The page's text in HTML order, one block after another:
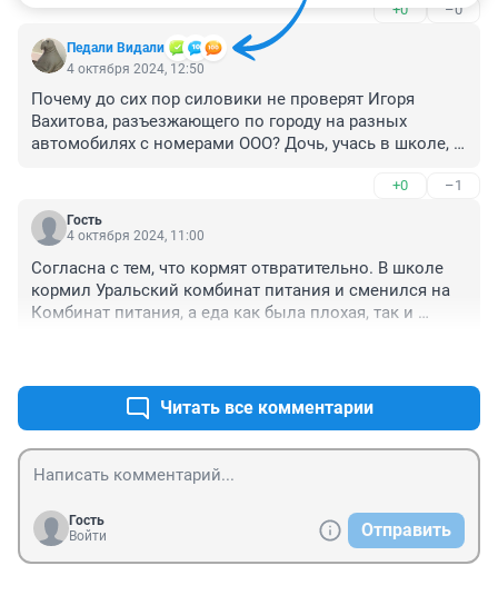
обходить.
+0 –0
Педали Видали
4 октября 2024, 12:50
Почему до сих пор силовики не проверят Игоря
Вахитова, разъезжающего по городу на разных
автомобилях с номерами ООО? Дочь, учась в школе,
+0 –1
Гость
4 октября 2024, 11:00
Согласна с тем, что кормят отвратительно. В школе
кормил Уральский комбинат питания и сменился на
Комбинат питания, а еда как была плохая, так и
Читать все комментарии
Гость
Войти
Отправить